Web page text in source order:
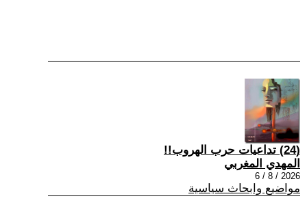
(24) تداعيات حرب الهروب!!
المهدي المغربي
2026 / 8 / 6
مواضيع وابحاث سياسية